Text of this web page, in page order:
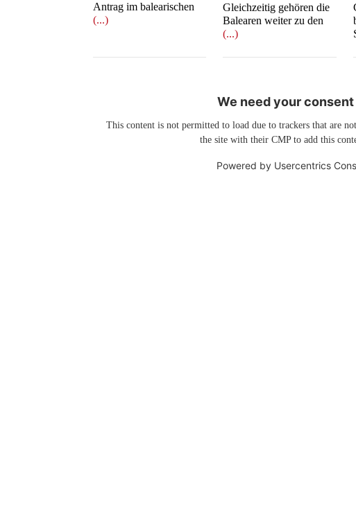
Antrag im balearischen
(...)
Gleichzeitig gehören die
Balearen weiter zu den
(...)
We need your
This content is not permitted to load due to trackers that are
the site with their CMP to add this
Powered by Usercentrics